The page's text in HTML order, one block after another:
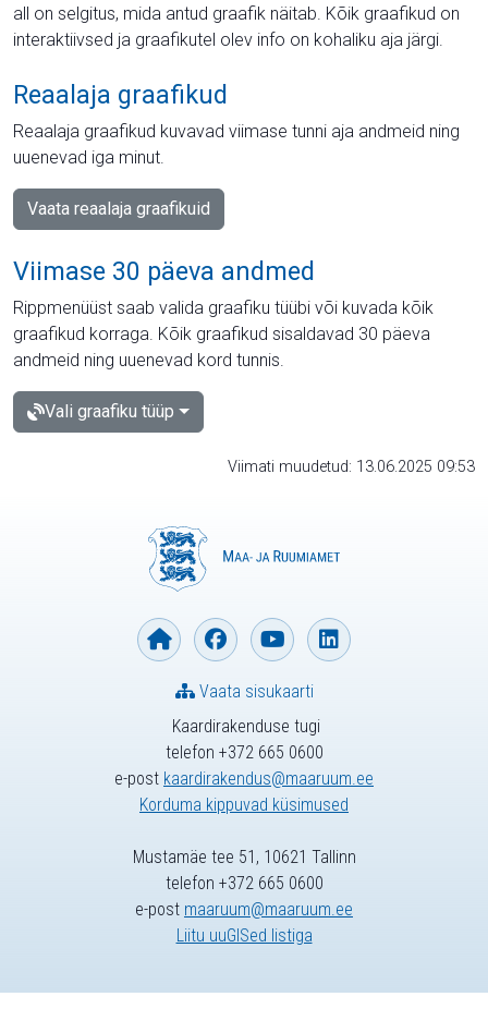
all on selgitus, mida antud graafik näitab. Kõik graafikud on
interaktiivsed ja graafikutel olev info on kohaliku aja järgi.
Reaalaja graafikud
Reaalaja graafikud kuvavad viimase tunni aja andmeid ning
uuenevad iga minut.
Vaata reaalaja graafikuid
Viimase 30 päeva andmed
Rippmenüüst saab valida graafiku tüübi või kuvada kõik
graafikud korraga. Kõik graafikud sisaldavad 30 päeva
andmeid ning uuenevad kord tunnis.
Vali graafiku tüüp
Viimati muudetud: 13.06.2025 09:53
Kaardirakenduse tugi
telefon +372 665 0600
e-post kaardirakendus@maaruum.ee
Korduma kippuvad küsimused
Vaata sisukaarti
Mustamäe tee 51, 10621 Tallinn
telefon +372 665 0600
e-post maaruum@maaruum.ee
Liitu uuGISed listiga